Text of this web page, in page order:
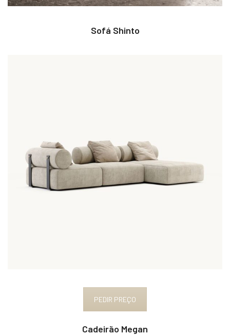
Sofá Shinto
PEDIR PREÇO
Cadeirão Megan